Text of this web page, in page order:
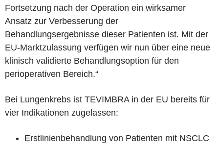
Fortsetzung nach der Operation ein wirksamer
Ansatz zur Verbesserung der
Behandlungsergebnisse dieser Patienten ist. Mit der
EU-Marktzulassung verfügen wir nun über eine neue
klinisch validierte Behandlungsoption für den
perioperativen Bereich.“
Bei Lungenkrebs ist TEVIMBRA in der EU bereits für
vier Indikationen zugelassen:
Erstlinienbehandlung von Patienten mit NSCLC